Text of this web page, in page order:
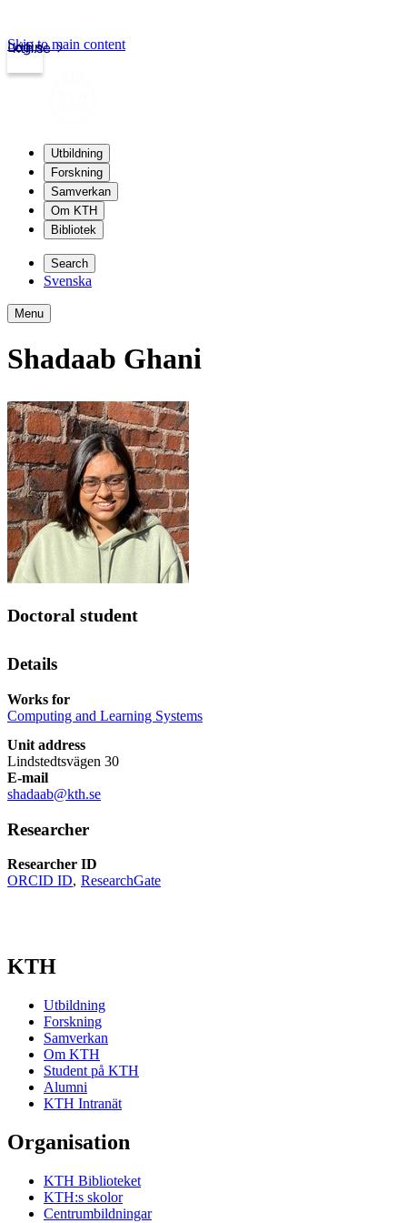
kth.se
Login
Skip to main content
Utbildning
Forskning
Samverkan
Om KTH
Bibliotek
Search
Svenska
Menu
Shadaab Ghani
Doctoral student
Details
Works for
Computing and Learning Systems
Unit address
Lindstedtsvägen 30
E-mail
shadaab@kth.se
Researcher
Researcher ID
ORCID ID ResearchGate
KTH
Utbildning
Forskning
Samverkan
Om KTH
Student på KTH
Alumni
KTH Intranät
Organisation
KTH Biblioteket
KTH:s skolor
Centrumbildningar